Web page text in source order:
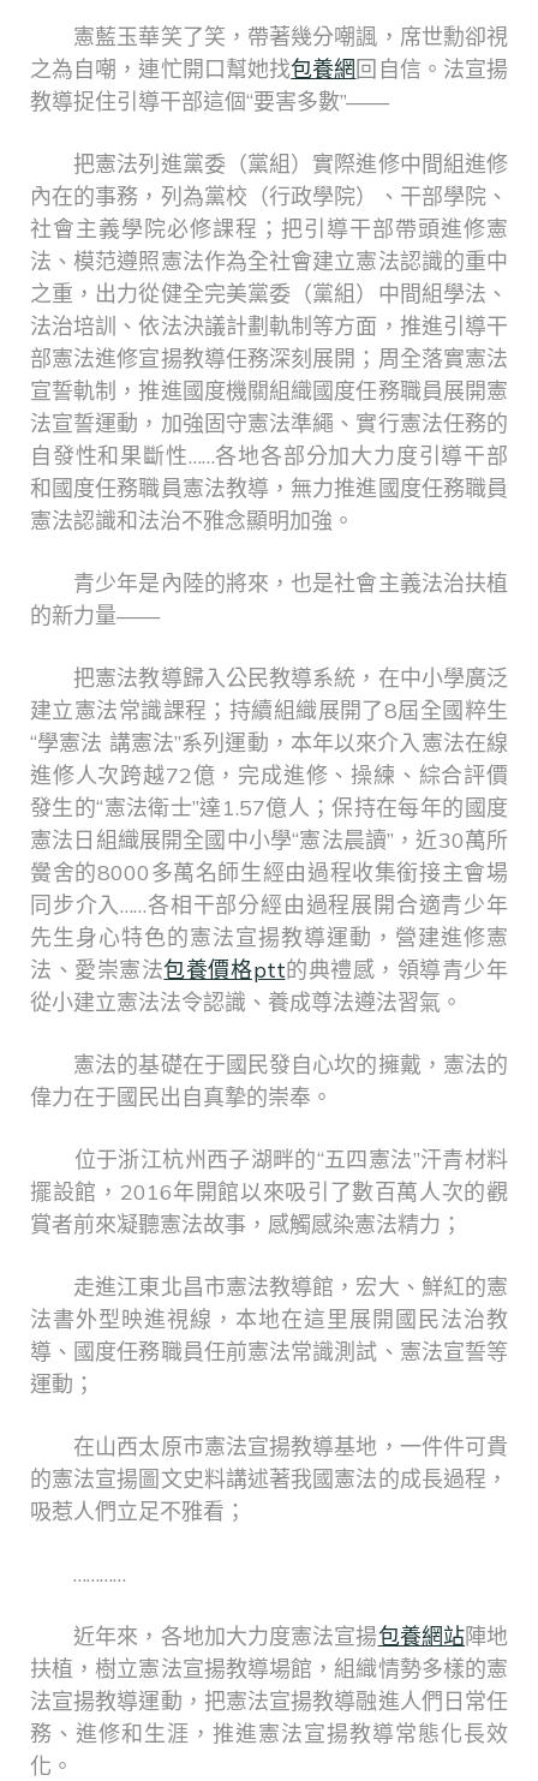
憲藍玉華笑了笑，帶著幾分嘲諷，席世勳卻視
之為自嘲，連忙開口幫她找包養網 回自信。法宣揚
教導捉住引導干部這個“要害多數”——
把憲法列進黨委（黨組）實際進修中間組進修
內在的事務，列為黨校（行政學院）、干部學院、
社會主義學院必修課程；把引導干部帶頭進修憲
法、模范遵照憲法作為全社會建立憲法認識的重中
之重，出力從健全完美黨委（黨組）中間組學法、
法治培訓、依法決議計劃軌制等方面，推進引導干
部憲法進修宣揚教導任務深刻展開；周全落實憲法
宣誓軌制，推進國度機關組織國度任務職員展開憲
法宣誓運動，加強固守憲法準繩、實行憲法任務的
自發性和果斷性……各地各部分加大力度引導干部
和國度任務職員憲法教導，無力推進國度任務職員
憲法認識和法治不雅念顯明加強。
青少年是內陸的將來，也是社會主義法治扶植
的新力量——
把憲法教導歸入公民教導系統，在中小學廣泛
建立憲法常識課程；持續組織展開了8屆全國粹生
“學憲法 講憲法”系列運動，本年以來介入憲法在線
進修人次跨越72億，完成進修、操練、綜合評價
發生的“憲法衛士”達1.57億人；保持在每年的國度
憲法日組織展開全國中小學“憲法晨讀”，近30萬所
黌舍的8000多萬名師生經由過程收集銜接主會場
同步介入……各相干部分經由過程展開合適青少年
先生身心特色的憲法宣揚教導運動，營建進修憲
法、愛崇憲法包養價格ptt的典禮感，領導青少年
從小建立憲法法令認識、養成尊法遵法習氣。
憲法的基礎在于國民發自心坎的擁戴，憲法的
偉力在于國民出自真摯的崇奉。
位于浙江杭州西子湖畔的“五四憲法”汗青材料
擺設館，2016年開館以來吸引了數百萬人次的觀
賞者前來凝聽憲法故事，感觸感染憲法精力；
走進江東北昌市憲法教導館，宏大、鮮紅的憲
法書外型映進視線，本地在這里展開國民法治教
導、國度任務職員任前憲法常識測試、憲法宣誓等
運動；
在山西太原市憲法宣揚教導基地，一件件可貴
的憲法宣揚圖文史料講述著我國憲法的成長過程，
吸惹人們立足不雅看；
…………
近年來，各地加大力度憲法宣揚包養網站陣地
扶植，樹立憲法宣揚教導場館，組織情勢多樣的憲
法宣揚教導運動，把憲法宣揚教導融進人們日常任
務、進修和生涯，推進憲法宣揚教導常態化長效
化。